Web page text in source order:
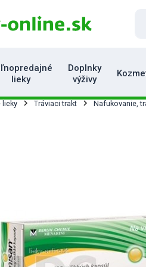
lieky
Doplnky
výživy
lieky Tráviaci trakt Nafukovanie,